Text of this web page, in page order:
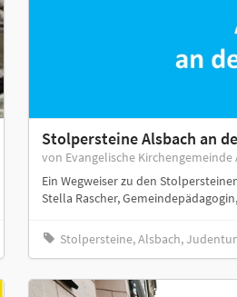
Stolpersteine Alsbach an
von Evangelische
Ein Wegweiser zu den
Stella Rascher,
Stolpersteine, Alsbach,